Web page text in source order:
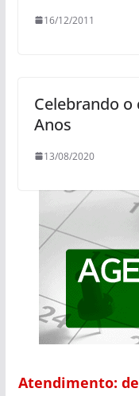
16/12/2011
Celebrando o
Anos
13/08/2020
Atendimento: de